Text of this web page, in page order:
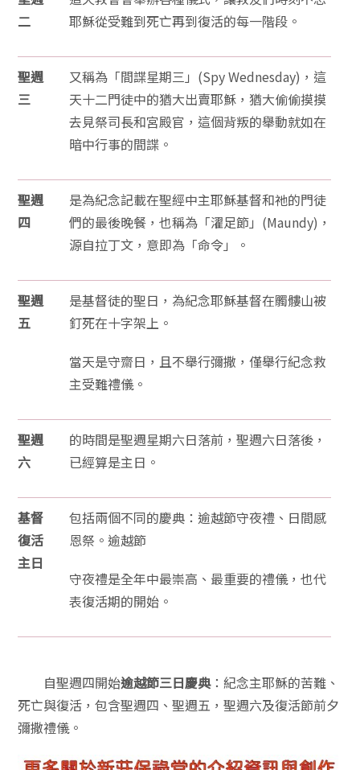
二
耶穌從受難到死亡再到復活的每一階段。
聖週
三
又稱為「間諜星期三」(Spy Wednesday)，這
天十二門徒中的猶大出賣耶穌，猶大偷偷摸摸
去見祭司長和宮殿官，這個背叛的舉動就如在
暗中行事的間諜。
聖週
四
是為紀念記載在聖經中主耶穌基督和祂的門徒
們的最後晚餐，也稱為「濯足節」(Maundy)，
源自拉丁文，意即為「命令」。
聖週
五
是基督徒的聖日，為紀念耶穌基督在髑髏山被
釘死在十字架上。
當天是守齋日，且不舉行彌撒，僅舉行紀念救
主受難禮儀。
聖週
六
的時間是聖週星期六日落前，聖週六日落後，
已經算是主日。
基督
復活
主日
包括兩個不同的慶典：逾越節守夜禮、日間感
恩祭。逾越節
守夜禮是全年中最崇高、最重要的禮儀，也代
表復活期的開始。
自聖週四開始逾越節三日慶典：紀念主耶穌的苦難、
死亡與復活，包含聖週四、聖週五，聖週六及復活節前夕
彌撒禮儀。